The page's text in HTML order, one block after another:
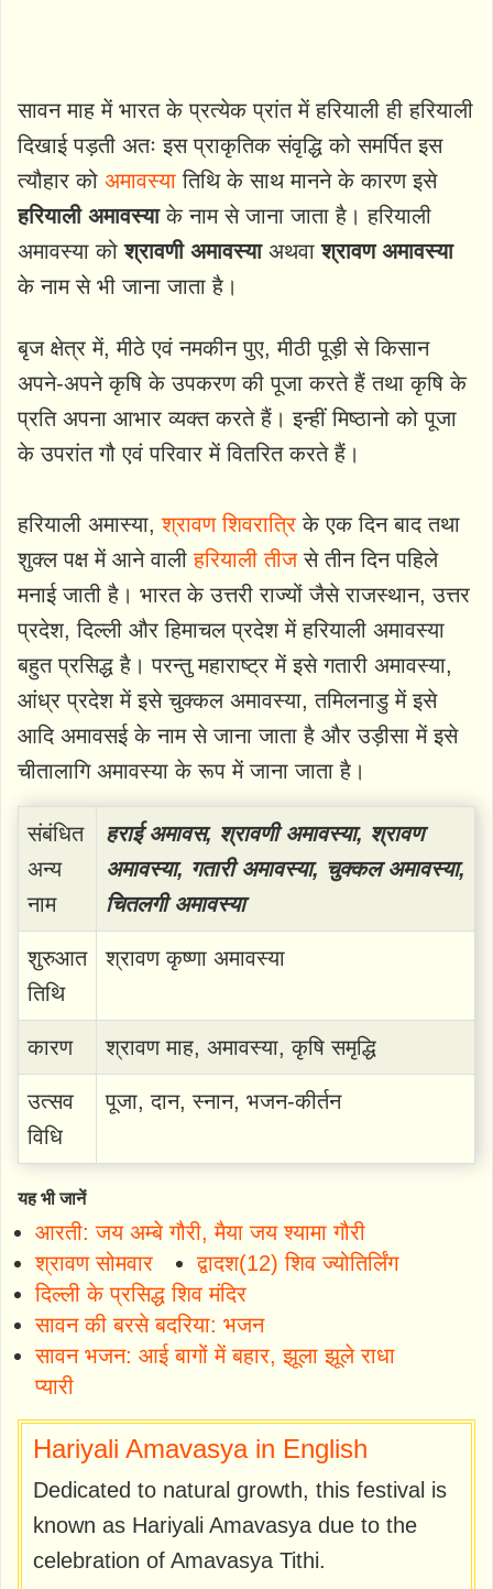
सावन माह में भारत के प्रत्येक प्रांत में हरियाली ही हरियाली
दिखाई पड़ती अतः इस प्राकृतिक संवृद्धि को समर्पित इस
त्यौहार को अमावस्या तिथि के साथ मानने के कारण इसे
हरियाली अमावस्याके नाम से जाना जाता है। हरियाली
अमावस्या कोश्रावणी अमावस्याअथवाश्रावण अमावस्या
के नाम से भी जाना जाता है।
बृज क्षेत्र में, मीठे एवं नमकीन पुए, मीठी पूड़ी से किसान
अपने-अपने कृषि के उपकरण की पूजा करते हैं तथा कृषि के
प्रति अपना आभार व्यक्त करते हैं। इन्हीं मिष्ठानो को पूजा
के उपरांत गौ एवं परिवार में वितरित करते हैं।
हरियाली अमास्या,श्रावण शिवरात्रि के एक दिन बाद तथा
शुक्ल पक्ष में आने वालीहरियाली तीजसे तीन दिन पहिले
मनाई जाती है। भारत के उत्तरी राज्यों जैसे राजस्थान, उत्तर
प्रदेश, दिल्ली और हिमाचल प्रदेश में हरियाली अमावस्या
बहुत प्रसिद्ध है। परन्तु महाराष्ट्र में इसे गतारी अमावस्या,
आंध्र प्रदेश में इसे चुक्कल अमावस्या, तमिलनाडु में इसे
आदि अमावसई के नाम से जाना जाता है और उड़ीसा में इसे
चीतालागि अमावस्या के रूप में जाना जाता है।
संबंधित
अन्य
नाम
हराई अमावस, श्रावणी अमावस्या, श्रावण
अमावस्या, गतारी अमावस्या, चुक्कल अमावस्या,
चितलगी अमावस्या
शुरुआत
तिथि
श्रावण कृष्णा अमावस्या
कारण श्रावण माह, अमावस्या, कृषि समृद्धि
उत्सव
विधि
पूजा, दान, स्नान, भजन-कीर्तन
यह भी जानें
आरती: जय अम्बे गौरी, मैया जय श्यामा गौरी
श्रावण सोमवार
द्वादश(12) शिव ज्योतिर्लिंग
दिल्ली के प्रसिद्ध शिव मंदिर
सावन की बरसे बदरिया: भजन
सावन भजन: आई बागों में बहार, झूला झूले राधा
प्यारी
Hariyali Amavasya in English
Dedicated to natural growth, this festival is
known as Hariyali Amavasya due to the
celebration of Amavasya Tithi.